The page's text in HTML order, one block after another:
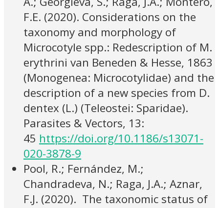
F.E. (2020). Considerations on the
taxonomy and morphology of
Microcotyle spp.: Redescription of M.
erythrini van Beneden & Hesse, 1863
(Monogenea: Microcotylidae) and the
description of a new species from D.
dentex (L.) (Teleostei: Sparidae).
Parasites & Vectors, 13:
45 https://doi.org/10.1186/s13071-
020-3878-9
Pool, R.; Fernández, M.;
Chandradeva, N.; Raga, J.A.; Aznar,
F.J. (2020). The taxonomic status of